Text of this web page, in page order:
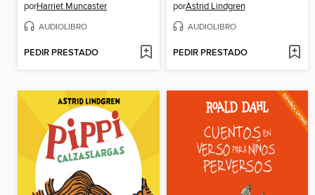
porHarriet Muncaster
AUDIOLIBRO
PEDIR PRESTADO
porAstrid Lindgren
AUDIOLIBRO
PEDIR PRESTADO